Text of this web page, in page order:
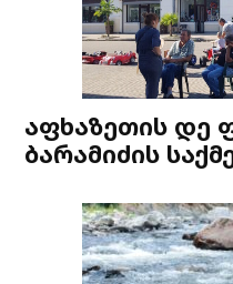
აფხაზეთის დე
ბარამიძის